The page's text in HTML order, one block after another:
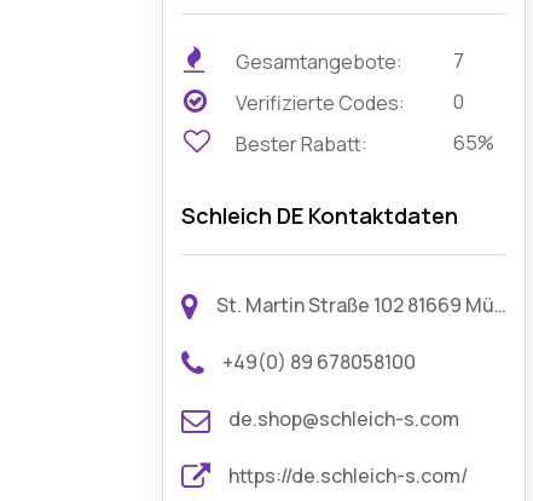
Gesamtangebote:
7
Verifizierte Codes:
0
Bester Rabatt:
65%
Schleich DE Kontaktdaten
St. Martin Straße 102 81669 München Deutschland
+49(0) 89 678058100
de.shop@schleich-s.com
https://de.schleich-s.com/